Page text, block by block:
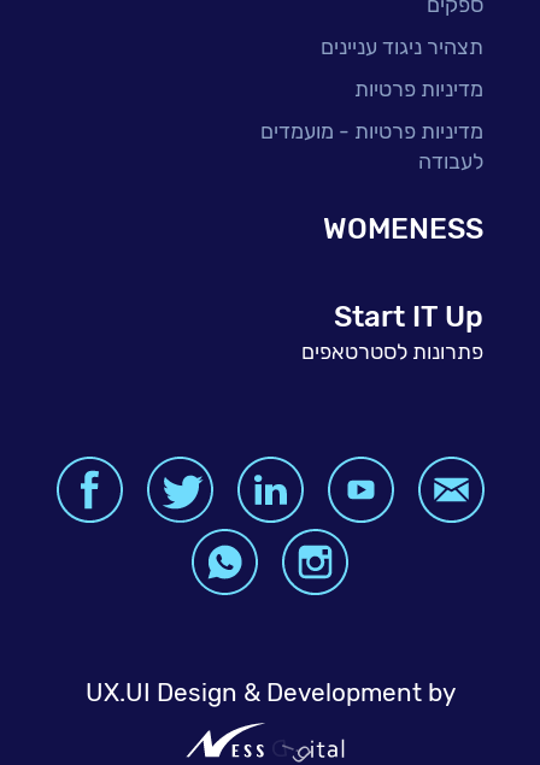
תצהיר ניגוד עניינים
מדיניות פרטיות
מדיניות פרטיות - מועמדים
לעבודה
WOMENESS
Start IT Up
פתרונות לסטרטאפים
UX.UI Design & Development by